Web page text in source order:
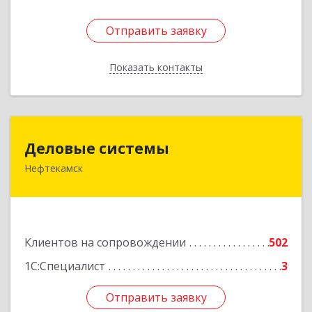
Отправить заявку
Показать контакты
Отправить заявку
Назад
Деловые системы
Нефтекамск
Клиентов на сопровождении
502
1С:Специалист
3
Отправить заявку
452689, Башкортостан Респ, Нефтекамск г,
Отправить заявку